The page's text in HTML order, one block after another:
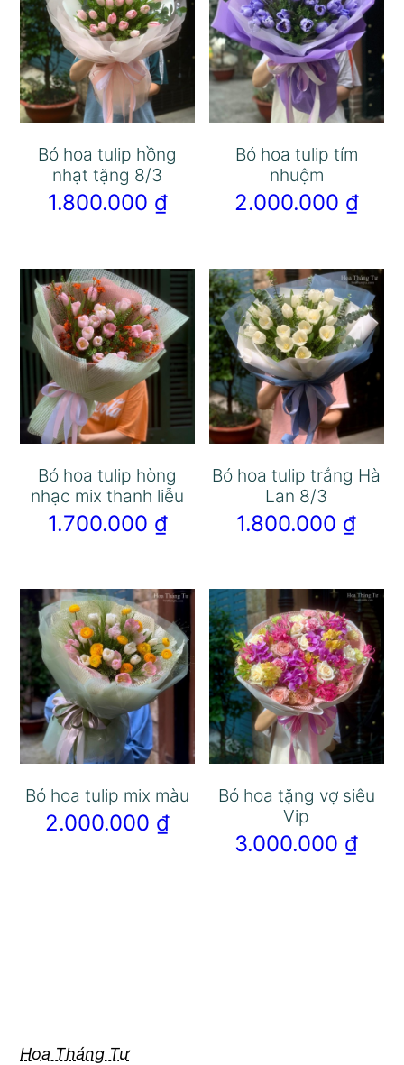
Bó hoa tulip hồng
nhạt tặng 8/3
1.800.000 ₫
Bó hoa tulip tím
nhuộm
2.000.000 ₫
Bó hoa tulip hòng
nhạc mix thanh liễu
1.700.000 ₫
Bó hoa tulip trắng Hà
Lan 8/3
1.800.000 ₫
Bó hoa tulip mix màu
2.000.000 ₫
Bó hoa tặng vợ siêu
Vip
3.000.000 ₫
Hoa Tháng Tư